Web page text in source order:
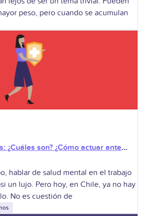
peso, pero cuando se acumulan
¿Cuáles son? ¿Cómo actuar ante
hablar de salud mental en el trabajo
un lujo. Pero hoy, en Chile, ya no hay
No es cuestión de